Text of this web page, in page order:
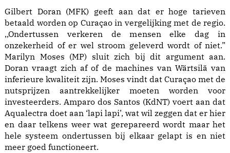
Gilbert Doran (MFK) geeft aan dat er hoge tarieven
betaald worden op Curaçao in vergelijking met de regio.
,,Ondertussen verkeren de mensen elke dag in
onzekerheid of er wel stroom geleverd wordt of niet.”
Marilyn Moses (MP) sluit zich bij dit argument aan.
Doran vraagt zich af of de machines van Wärtsilä van
inferieure kwaliteit zijn. Moses vindt dat Curaçao met de
nutsprijzen aantrekkelijker moeten worden voor
investeerders. Amparo dos Santos (KdNT) voert aan dat
Aqualectra doet aan ‘lapi lapi’, wat wil zeggen dat er hier
en daar telkens weer wat gerepareerd wordt maar het
hele systeem ondertussen bij elkaar gelapt is en niet
meer goed functioneert.